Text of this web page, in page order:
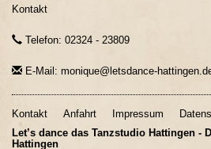
Kontakt
Telefon: 02324 - 23809
E-Mail: monique@letsdance-
Kontakt Anfahrt Impressum
Let’s dance das Tanzstudio Hattingen -
Hattingen